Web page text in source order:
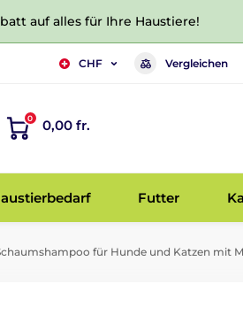
auf alles für Ihre Haustiere!
CHF Vergleichen
0 0,00 fr.
Futter
für Hunde und Katzen mit